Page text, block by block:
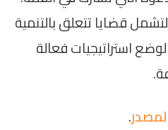
قضايا تتعلق بالتنمية
استراتيجيات فعالة
.